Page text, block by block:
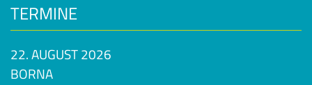
TERMINE
22. AUGUST 2026
BORNA